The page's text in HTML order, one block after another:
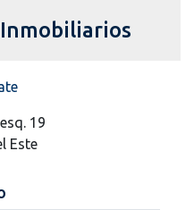
19
Este